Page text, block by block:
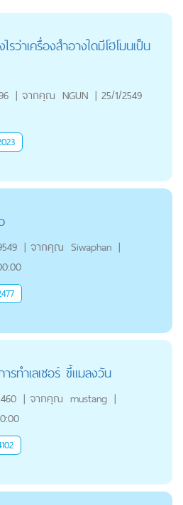
รว่าเครื่องสำอางใดมีโฮโมนเป็น
| จากคุณ NGUN | 25/1/2549
| จากคุณ Siwaphan |
รทำเลเซอร์ ขี้แมลงวัน
| จากคุณ mustang |